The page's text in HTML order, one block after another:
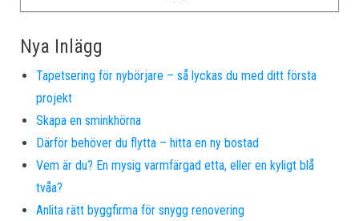
Nya Inlägg
Tapetsering för nybörjare – så lyckas du med ditt första
projekt
Skapa en sminkhörna
Därför behöver du flytta – hitta en ny bostad
Vem är du? En mysig varmfärgad etta, eller en kyligt blå
tvåa?
Anlita rätt byggfirma för snygg renovering